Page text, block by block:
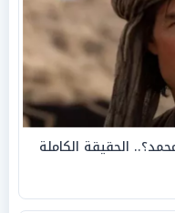
الحقيقة الكاملة